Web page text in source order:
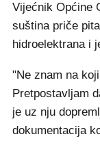
Vijećnik Općine
suština priče
hidroelektrana i
"Ne znam na
Pretpostavljam
je uz nju
dokumentacija